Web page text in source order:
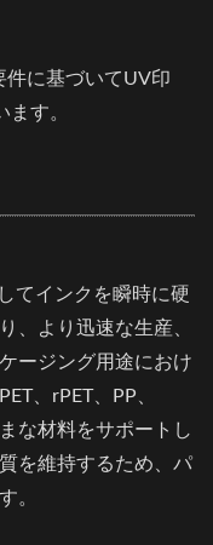
件に基づいてUV印
す。
てインクを瞬時に硬
、より迅速な生産、
ージング用途におけ
、rPET、PP、
な材料をサポートし
を維持するため、パ
。